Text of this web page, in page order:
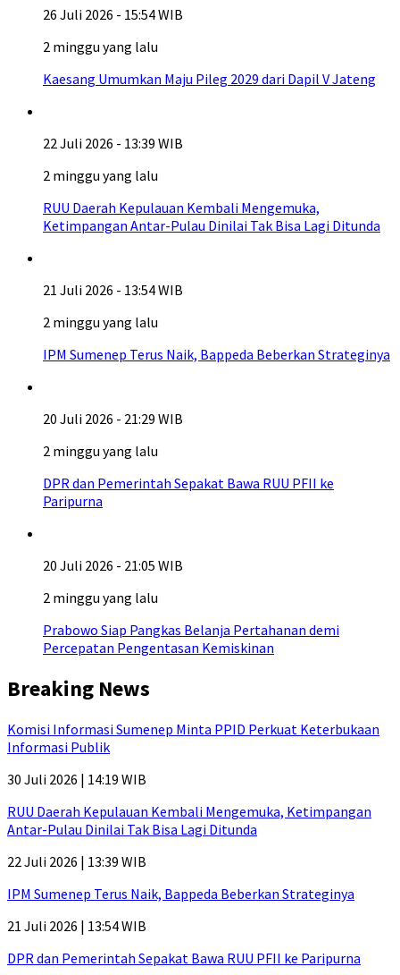
26 Juli 2026 - 15:54 WIB
2 minggu yang lalu
Kaesang Umumkan Maju Pileg 2029 dari Dapil V Jateng
22 Juli 2026 - 13:39 WIB
2 minggu yang lalu
RUU Daerah Kepulauan Kembali Mengemuka,
Ketimpangan Antar-Pulau Dinilai Tak Bisa Lagi Ditunda
21 Juli 2026 - 13:54 WIB
2 minggu yang lalu
IPM Sumenep Terus Naik, Bappeda Beberkan Strateginya
20 Juli 2026 - 21:29 WIB
2 minggu yang lalu
DPR dan Pemerintah Sepakat Bawa RUU PFII ke
Paripurna
20 Juli 2026 - 21:05 WIB
2 minggu yang lalu
Prabowo Siap Pangkas Belanja Pertahanan demi
Percepatan Pengentasan Kemiskinan
Breaking News
Komisi Informasi Sumenep Minta PPID Perkuat Keterbukaan
Informasi Publik
30 Juli 2026 | 14:19 WIB
RUU Daerah Kepulauan Kembali Mengemuka, Ketimpangan
Antar-Pulau Dinilai Tak Bisa Lagi Ditunda
22 Juli 2026 | 13:39 WIB
IPM Sumenep Terus Naik, Bappeda Beberkan Strateginya
21 Juli 2026 | 13:54 WIB
DPR dan Pemerintah Sepakat Bawa RUU PFII ke Paripurna